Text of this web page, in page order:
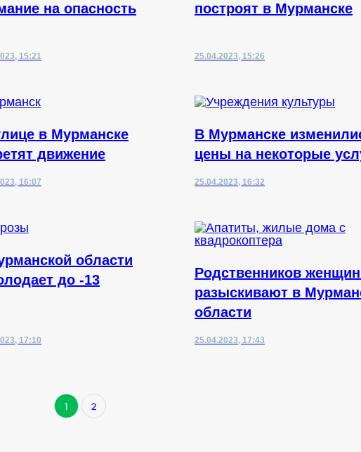
на опасность
15:21
построят в Мурманске
25.04.2023, 15:26
в Мурманске
движение
16:07
В Мурманске
цены на некоторые
25.04.2023, 16:32
области
до -13
17:10
Родственников
разыскивают в
области
25.04.2023, 17:43
1 2